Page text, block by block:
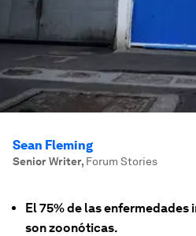
Sean Fleming
Senior Writer, Forum Stories
El 75% de las
son zoonóticas.